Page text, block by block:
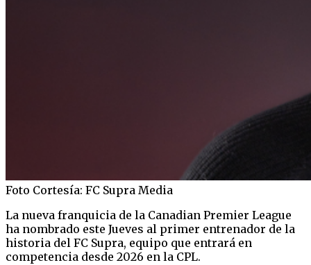
Foto Cortesía: FC Supra Media
La nueva franquicia de la Canadian Premier League
ha nombrado este Jueves al primer entrenador de la
historia del FC Supra, equipo que entrará en
competencia desde 2026 en la CPL.